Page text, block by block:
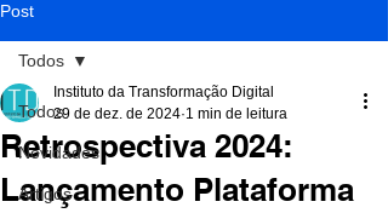
Post
Todos
Novidades
Artigos
Todos
Retrospectiva 2024:
Lançamento Plataforma
Instituto da Transformação Digital
29 de dez. de 2024 1 min de leitura